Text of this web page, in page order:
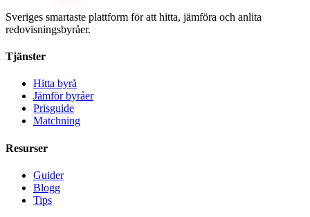
Sveriges smartaste plattform för att hitta, jämföra och anlita
redovisningsbyråer.
Tjänster
Hitta byrå
Jämför byråer
Prisguide
Matchning
Resurser
Guider
Blogg
Tips